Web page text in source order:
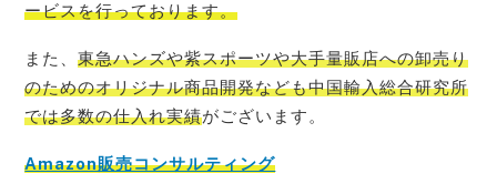
ービスを行っております。
また、東急ハンズや紫スポーツや大手量販店への卸売り
のためのオリジナル商品開発なども中国輸入総合研究所
では多数の仕入れ実績がございます。
Amazon販売コンサルティング